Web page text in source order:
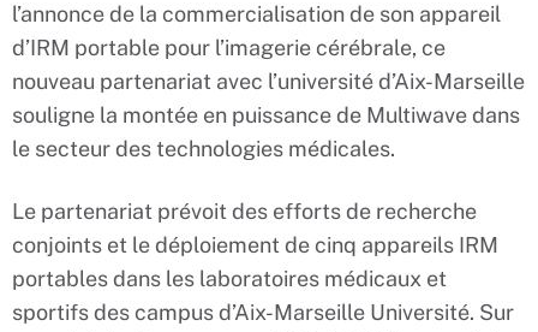
l’annonce de la commercialisation de son appareil
d’IRM portable pour l’imagerie cérébrale, ce
nouveau partenariat avec l’université d’Aix-Marseille
souligne la montée en puissance de Multiwave dans
le secteur des technologies médicales.
Le partenariat prévoit des efforts de recherche
conjoints et le déploiement de cinq appareils IRM
portables dans les laboratoires médicaux et
sportifs des campus d’Aix-Marseille Université. Sur